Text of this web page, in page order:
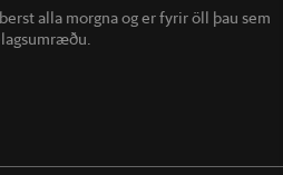
alla morgna og er fyrir öll þau sem